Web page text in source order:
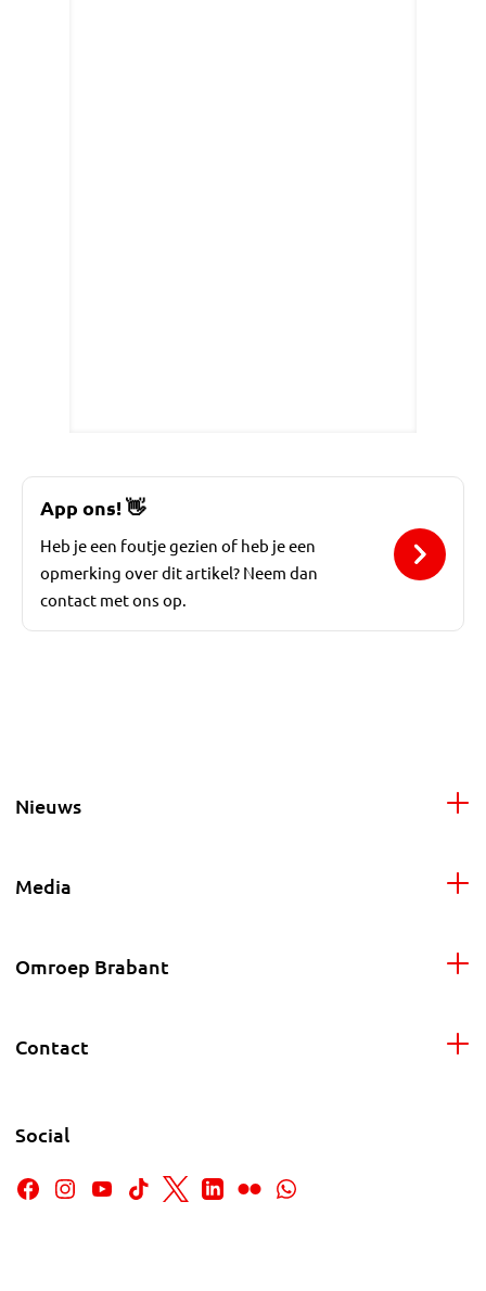
App ons!👋
Heb je een foutje gezien of heb je een
opmerking over dit artikel? Neem dan
contact met ons op.
Nieuws
Media
Omroep Brabant
Contact
Social